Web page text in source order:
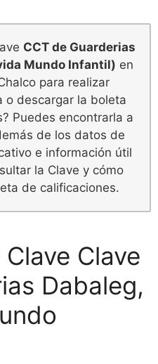
CCT de Guarderias
Mundo Infantil) en
para realizar
o descargar la boleta
Puedes encontrarla a
de los datos de
e información útil
la Clave y cómo
de calificaciones.
Clave
Dabaleg,